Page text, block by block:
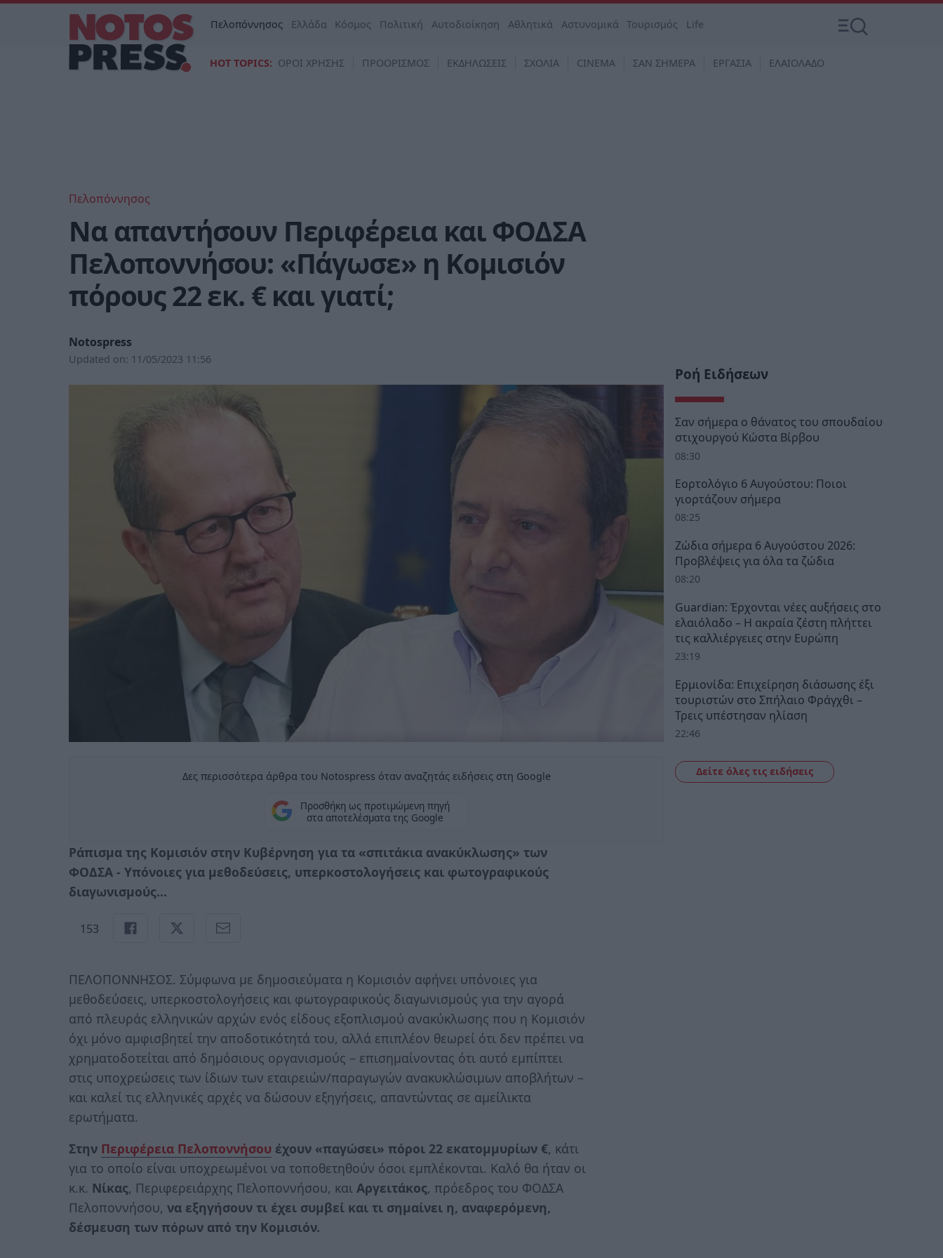
Πελοπόννησος Ελλάδα Κόσμος Πολιτική Αυτοδιοίκηση Αθλητικά Αστυνομικά Τουρισμός Life
HOT TOPICS: ΟΡΟΙ ΧΡΗΣΗΣ ΠΡΟΟΡΙΣΜΟΣ ΕΚΔΗΛΩΣΕΙΣ ΣΧΟΛΙΑ CINEMA ΣΑΝ ΣΗΜΕΡΑ ΕΡΓΑΣΙΑ ΕΛΑΙΟΛΑΔΟ
Πελοπόννησος
Να απαντήσουν Περιφέρεια και ΦΟΔΣΑ
Πελοποννήσου: «Πάγωσε» η Κομισιόν
πόρους 22 εκ. € και γιατί;
Notospress
Updated on: 11/05/2023 11:56
Δες περισσότερα άρθρα του Notospress όταν αναζητάς ειδήσεις στη Google
Προσθήκη ως προτιμώμενη πηγή
στα αποτελέσματα της Google
Ράπισμα της Κομισιόν στην Κυβέρνηση για τα «σπιτάκια ανακύκλωσης» των
ΦΟΔΣΑ - Υπόνοιες για μεθοδεύσεις, υπερκοστολογήσεις και φωτογραφικούς
διαγωνισμούς…
153
ΠΕΛΟΠΟΝΝΗΣΟΣ. Σύμφωνα με δημοσιεύματα η Κομισιόν αφήνει υπόνοιες για
μεθοδεύσεις, υπερκοστολογήσεις και φωτογραφικούς διαγωνισμούς για την αγορά
από πλευράς ελληνικών αρχών ενός είδους εξοπλισμού ανακύκλωσης που η Κομισιόν
όχι μόνο αμφισβητεί την αποδοτικότητά του, αλλά επιπλέον θεωρεί ότι δεν πρέπει να
χρηματοδοτείται από δημόσιους οργανισμούς – επισημαίνοντας ότι αυτό εμπίπτει
στις υποχρεώσεις των ίδιων των εταιρειών/παραγωγών ανακυκλώσιμων αποβλήτων –
και καλεί τις ελληνικές αρχές να δώσουν εξηγήσεις, απαντώντας σε αμείλικτα
ερωτήματα.
Στην Περιφέρεια Πελοποννήσου έχουν «παγώσει» πόροι 22 εκατομμυρίων €, κάτι
για το οποίο είναι υποχρεωμένοι να τοποθετηθούν όσοι εμπλέκονται. Καλό θα ήταν οι
κ.κ. Νίκας, Περιφερειάρχης Πελοποννήσου, και Αργειτάκος, πρόεδρος του ΦΟΔΣΑ
Πελοποννήσου, να εξηγήσουν τι έχει συμβεί και τι σημαίνει η, αναφερόμενη,
δέσμευση των πόρων από την Κομισιόν.
Ροή Ειδήσεων
Σαν σήμερα ο θάνατος του σπουδαίου
στιχουργού Κώστα Βίρβου
08:30
Εορτολόγιο 6 Αυγούστου: Ποιοι
γιορτάζουν σήμερα
08:25
Ζώδια σήμερα 6 Αυγούστου 2026:
Προβλέψεις για όλα τα ζώδια
08:20
Guardian: Έρχονται νέες αυξήσεις στο
ελαιόλαδο – Η ακραία ζέστη πλήττει
τις καλλιέργειες στην Ευρώπη
23:19
Ερμιονίδα: Επιχείρηση διάσωσης έξι
τουριστών στο Σπήλαιο Φράγχθι –
Τρεις υπέστησαν ηλίαση
22:46
Δείτε όλες τις ειδήσεις